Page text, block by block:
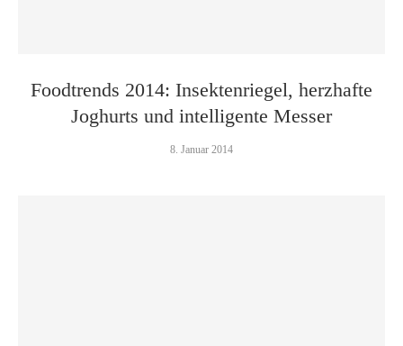
Foodtrends 2014: Insektenriegel, herzhafte
Joghurts und intelligente Messer
8. Januar 2014